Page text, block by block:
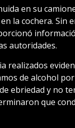
en su
la cochera. Sin
autoridades.
realizados
de alcohol
ebriedad y no
que